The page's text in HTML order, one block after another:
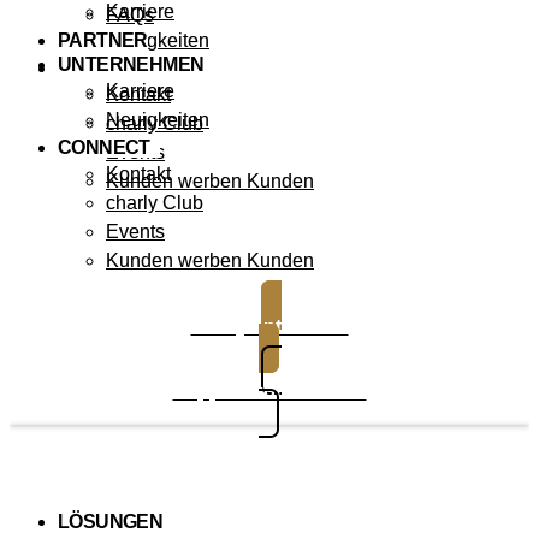
Karriere
Neuigkeiten
CONNECT
Kontakt
charly Club
Events
Kunden werben Kunden
FAQs
PARTNER
UNTERNEHMEN
Karriere
Neuigkeiten
CONNECT
Kontakt
charly Club
Events
Kunden werben Kunden
charly entdecken
Support kontaktieren
LÖSUNGEN